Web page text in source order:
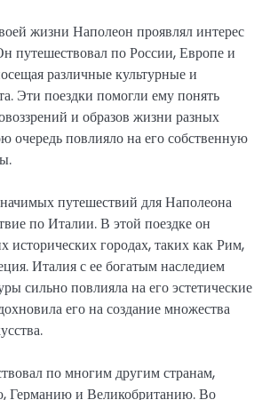
жизни Наполеон проявлял интерес
путешествовал по России, Европе и
различные культурные и
Эти поездки помогли ему понять
и образов жизни разных
очередь повлияло на его собственную
путешествий для Наполеона
по Италии. В этой поездке он
исторических городах, таких как Рим,
Италия с ее богатым наследием
сильно повлияла на его эстетические
его на создание множества
по многим другим странам,
Германию и Великобританию. Во